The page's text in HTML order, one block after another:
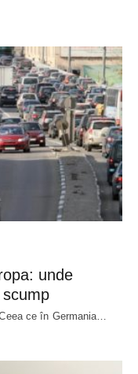
unde
ce în Germania…